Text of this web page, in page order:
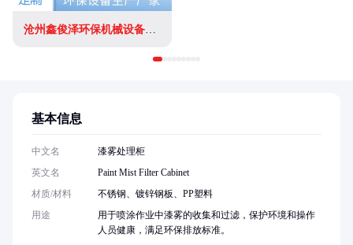
沧州鑫俊泽环保机械设备有限公司
基本信息
中文名
漆雾处理柜
英文名
Paint Mist Filter Cabinet
材质/材料
不锈钢、镀锌钢板、PP塑料
用途
用于喷涂作业中漆雾的收集和过滤，保护环境和操作
人员健康，满足环保排放标准。